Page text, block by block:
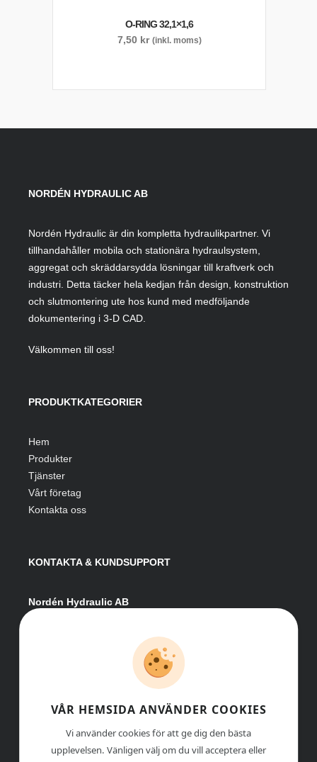
O-RING 32,1×1,6
7,50 kr (inkl. moms)
NORDÉN HYDRAULIC AB
Nordén Hydraulic är din kompletta hydraulikpartner. Vi
tillhandahåller mobila och stationära hydraulsystem,
aggregat och skräddarsydda lösningar till kraftverk och
industri. Detta täcker hela kedjan från design, konstruktion
och slutmontering ute hos kund med medföljande
dokumentering i 3-D CAD.
Välkommen till oss!
PRODUKTKATEGORIER
Hem
Produkter
Tjänster
Vårt företag
Kontakta oss
KONTAKTA & KUNDSUPPORT
Nordén Hydraulic AB
info@nordenhydraulic.se
Org-nr: 556531-8424
VÅR HEMSIDA ANVÄNDER COOKIES
Vi använder cookies för att ge dig den bästa
upplevelsen. Vänligen välj om du vill acceptera eller